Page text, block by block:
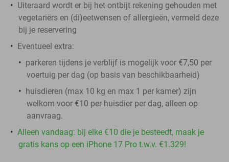
Uiteraard wordt er bij het ontbijt rekening gehouden met
vegetariërs en (di)eetwensen of allergieën, vermeld deze
bij je reservering
Eventueel extra:
parkeren tijdens je verblijf is mogelijk voor €7,50 per
voertuig per dag (op basis van beschikbaarheid)
huisdieren (max 10 kg en max 1 per kamer) zijn
welkom voor €10 per huisdier per dag, alleen op
aanvraag.
Alleen vandaag: bij elke €10 die je besteedt, maak je
gratis kans op een iPhone 17 Pro t.w.v. €1.329!